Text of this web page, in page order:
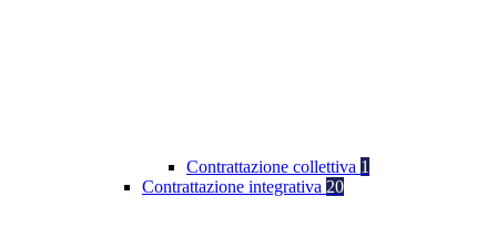
Contrattazione collettiva 1
Contrattazione integrativa 20